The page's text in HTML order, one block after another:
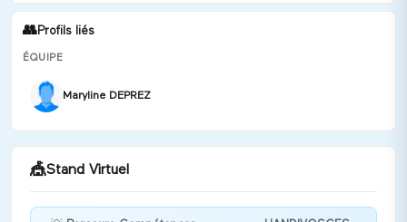
👥Profils liés
ÉQUIPE
Maryline DEPREZ
🎪Stand Virtuel